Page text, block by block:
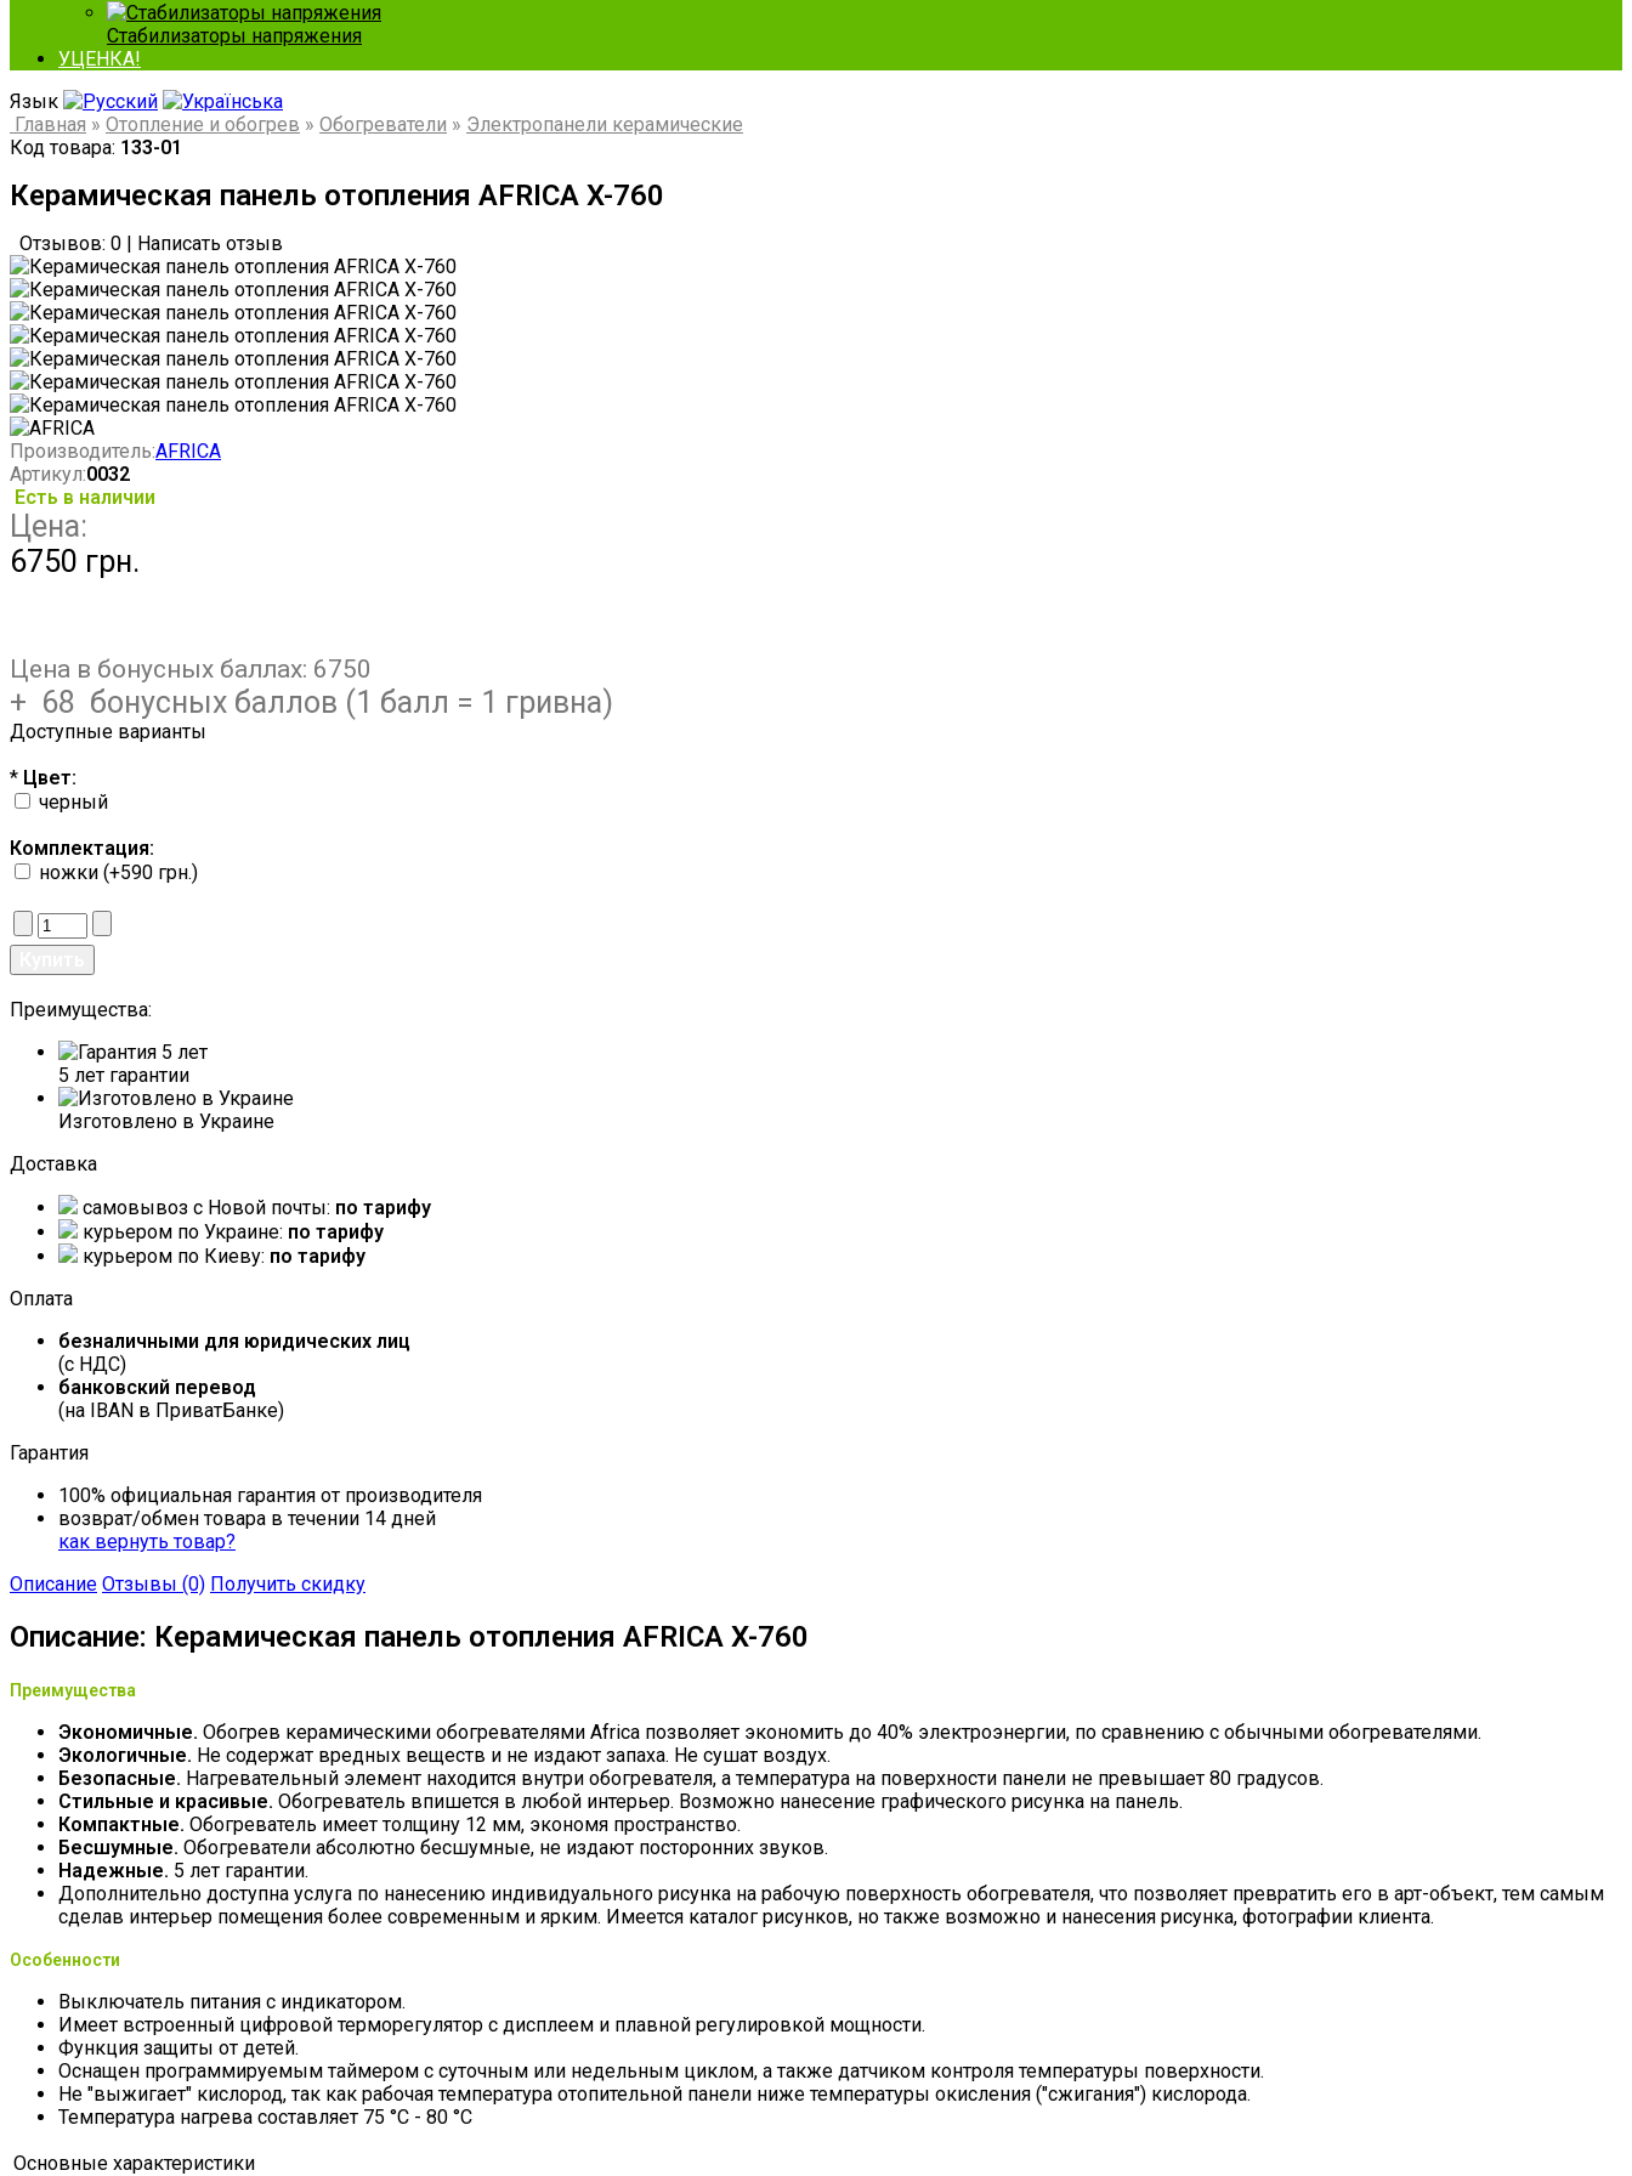
Стабилизаторы напряжения
УЦЕНКА!
Язык
Главная » Отопление и обогрев » Обогреватели » Электропанели керамические
Код товара: 133-01
Керамическая панель отопления AFRICA X-760
Отзывов: 0 Написать отзыв
Производитель:AFRICA
Артикул:0032
Есть в наличии
Цена:
6750 грн.
Цена в бонусных баллах: 6750
+ 68 бонусных баллов (1 балл = 1 гривна)
Доступные варианты
* Цвет:
черный
Комплектация:
ножки (+590 грн.)
Преимущества:
5 лет гарантии
Изготовлено в Украине
Доставка
самовывоз c Новой почты: по тарифу
курьером по Украине: по тарифу
курьером по Киеву: по тарифу
Оплата
безналичными для юридических лиц
(с НДС)
банковский перевод
(на IBAN в ПриватБанке)
Гарантия
100% официальная гарантия от производителя
возврат/обмен товара в течении 14 дней
как вернуть товар?
Описание Отзывы (0) Получить скидку
Описание: Керамическая панель отопления AFRICA X-760
Преимущества
Экономичные. Обогрев керамическими обогревателями Africa позволяет экономить до 40% электроэнергии, по сравнению с обычными обогревателями.
Экологичные. Не содержат вредных веществ и не издают запаха. Не сушат воздух.
Безопасные. Нагревательный элемент находится внутри обогревателя, а температура на поверхности панели не превышает 80 градусов.
Стильные и красивые. Обогреватель впишется в любой интерьер. Возможно нанесение графического рисунка на панель.
Компактные. Обогреватель имеет толщину 12 мм, экономя пространство.
Бесшумные. Обогреватели абсолютно бесшумные, не издают посторонних звуков.
Надежные. 5 лет гарантии.
Дополнительно доступна услуга по нанесению индивидуального рисунка на рабочую поверхность обогревателя, что позволяет превратить его в арт-объект, тем самым
сделав интерьер помещения более современным и ярким. Имеется каталог рисунков, но также возможно и нанесения рисунка, фотографии клиента.
Особенности
Выключатель питания с индикатором.
Имеет встроенный цифровой терморегулятор с дисплеем и плавной регулировкой мощности.
Функция защиты от детей.
Оснащен программируемым таймером с суточным или недельным циклом, а также датчиком контроля температуры поверхности.
Не "выжигает" кислород, так как рабочая температура отопительной панели ниже температуры окисления ("сжигания") кислорода.
Температура нагрева составляет 75 °С - 80 °С
Основные характеристики